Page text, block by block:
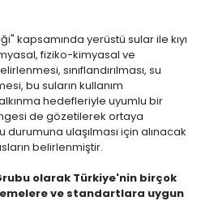
kapsamında yerüstü sular ile kıyı
fiziko-kimyasal ve
sınıflandırılması, su
bu suların kullanım
hedefleriyle uyumlu bir
de gözetilerek ortaya
durumuna ulaşılması için alınacak
belirlenmiştir.
olarak Türkiye'nin birçok
ve standartlara uygun